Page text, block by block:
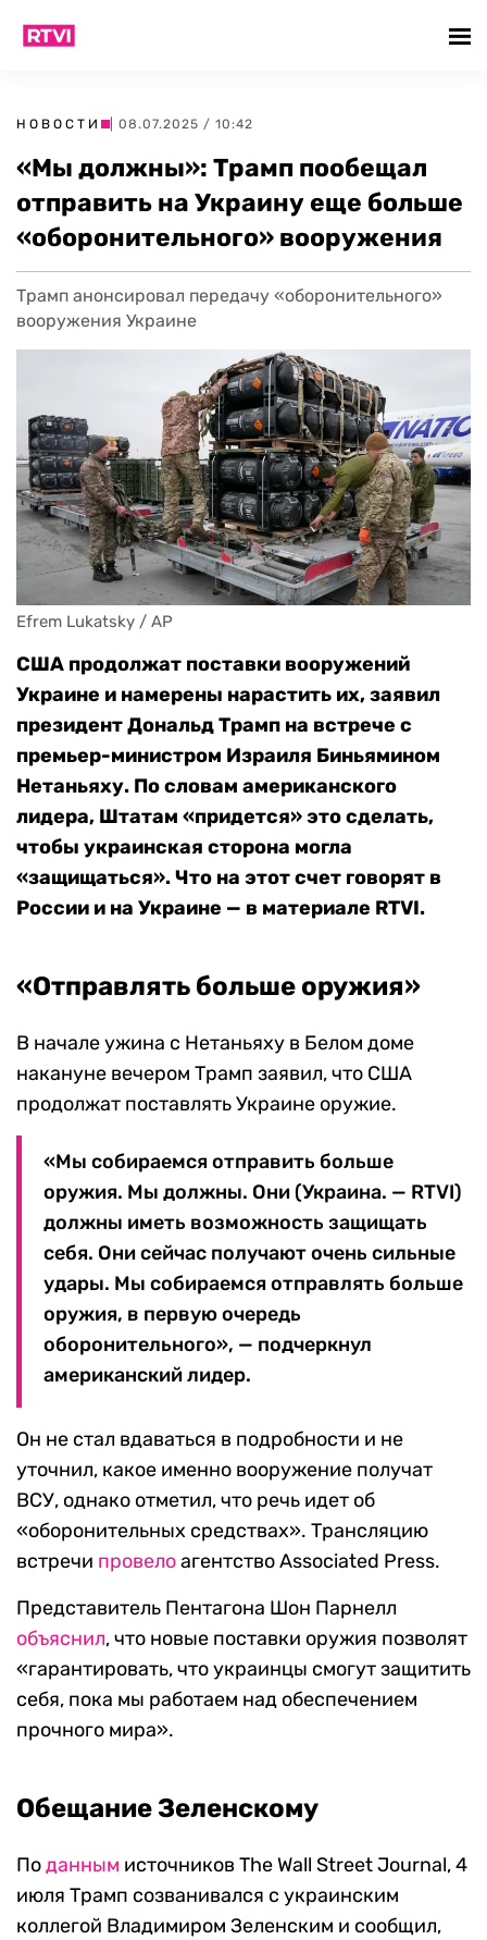
НОВОСТИ | 08.07.2025 / 10:42
«Мы должны»: Трамп пообещал
отправить на Украину еще больше
«оборонительного» вооружения
Трамп анонсировал передачу «оборонительного»
вооружения Украине
Efrem Lukatsky / AP
США продолжат поставки вооружений
Украине и намерены нарастить их, заявил
президент Дональд Трамп на встрече с
премьер-министром Израиля Биньямином
Нетаньяху. По словам американского
лидера, Штатам «придется» это сделать,
чтобы украинская сторона могла
«защищаться». Что на этот счет говорят в
России и на Украине — в материале RTVI.
«Отправлять больше оружия»
В начале ужина с Нетаньяху в Белом доме
накануне вечером Трамп заявил, что США
продолжат поставлять Украине оружие.
«Мы собираемся отправить больше
оружия. Мы должны. Они (Украина. — RTVI)
должны иметь возможность защищать
себя. Они сейчас получают очень сильные
удары. Мы собираемся отправлять больше
оружия, в первую очередь
оборонительного», — подчеркнул
американский лидер.
Он не стал вдаваться в подробности и не
уточнил, какое именно вооружение получат
ВСУ, однако отметил, что речь идет об
«оборонительных средствах». Трансляцию
встречи провелоагентство Associated Press.
Представитель Пентагона Шон Парнелл
объяснил, что новые поставки оружия позволят
«гарантировать, что украинцы смогут защитить
себя, пока мы работаем над обеспечением
прочного мира».
Обещание Зеленскому
Поданным источников The Wall Street Journal, 4
июля Трамп созванивался с украинским
коллегой Владимиром Зеленским и сообщил,